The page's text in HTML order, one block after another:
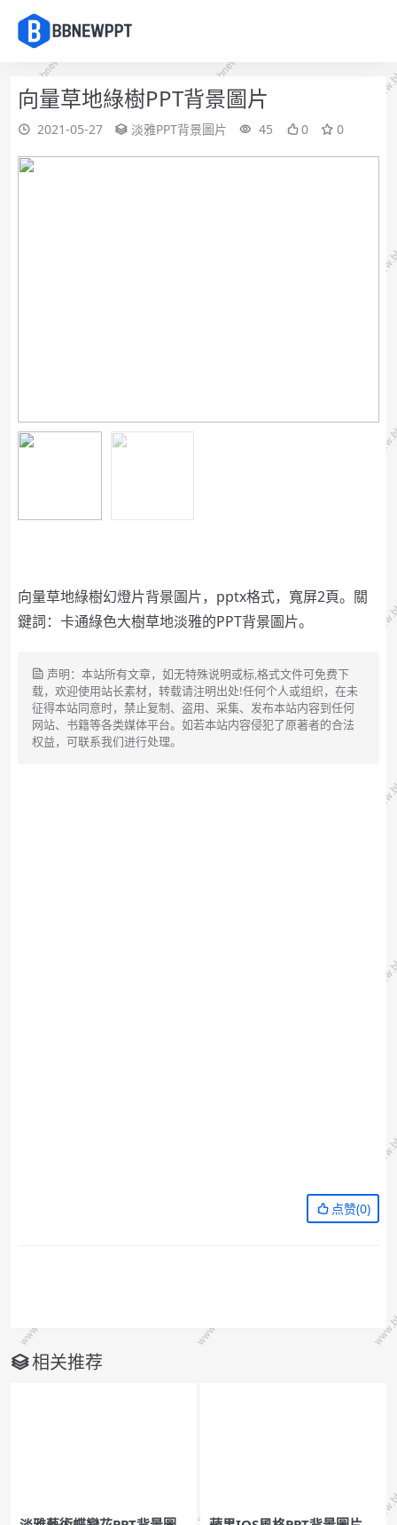
向量草地綠樹PPT背景圖片
2021-05-27 淡雅PPT背景圖片 45 0 0
向量草地綠樹幻燈片背景圖片，pptx格式，寬屏2頁。關
鍵詞：卡通綠色大樹草地淡雅的PPT背景圖片。
声明：本站所有文章，如无特殊说明或标,格式文件可免费下
载，欢迎使用站长素材，转载请注明出处!任何个人或组织，在未
征得本站同意时，禁止复制、盗用、采集、发布本站内容到任何
网站、书籍等各类媒体平台。如若本站内容侵犯了原著者的合法
权益，可联系我们进行处理。
点赞(0)
相关推荐